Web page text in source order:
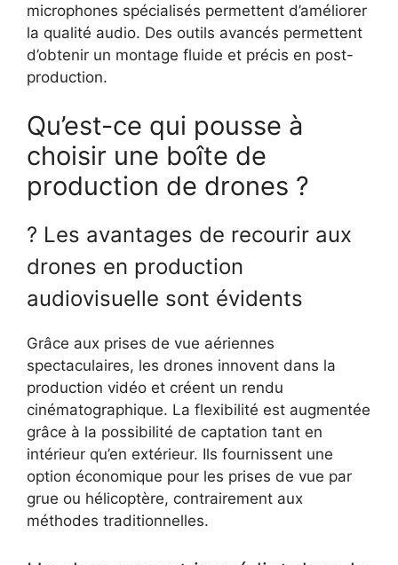
microphones spécialisés permettent d’améliorer
la qualité audio. Des outils avancés permettent
d’obtenir un montage fluide et précis en post-
production.
Qu’est-ce qui pousse à
choisir une boîte de
production de drones ?
? Les avantages de recourir aux
drones en production
audiovisuelle sont évidents
Grâce aux prises de vue aériennes
spectaculaires, les drones innovent dans la
production vidéo et créent un rendu
cinématographique. La flexibilité est augmentée
grâce à la possibilité de captation tant en
intérieur qu’en extérieur. Ils fournissent une
option économique pour les prises de vue par
grue ou hélicoptère, contrairement aux
méthodes traditionnelles.